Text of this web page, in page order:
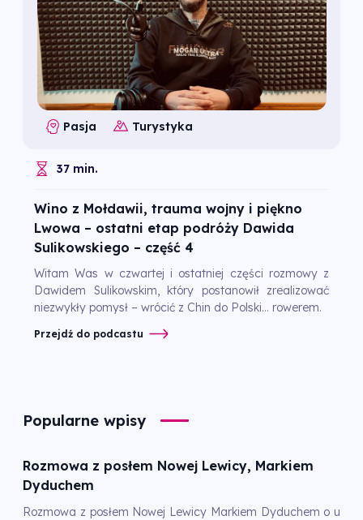
Pasja Turystyka
37 min.
Wino z Mołdawii, trauma wojny i piękno
Lwowa – ostatni etap podróży Dawida
Sulikowskiego – część 4
Witam Was w czwartej i ostatniej części rozmowy z
Dawidem Sulikowskim, który postanowił zrealizować
niezwykły pomysł – wrócić z Chin do Polski… rowerem.
Przejdź do podcastu
Popularne wpisy
Rozmowa z posłem Nowej Lewicy, Markiem
Dyduchem
Rozmowa z posłem Nowej Lewicy Markiem Dyduchem o u